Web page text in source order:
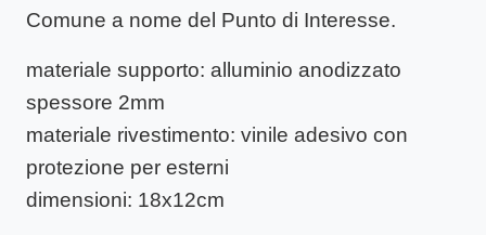
Comune a nome del Punto di Interesse.
materiale supporto: alluminio anodizzato
spessore 2mm
materiale rivestimento: vinile adesivo con
protezione per esterni
dimensioni: 18x12cm